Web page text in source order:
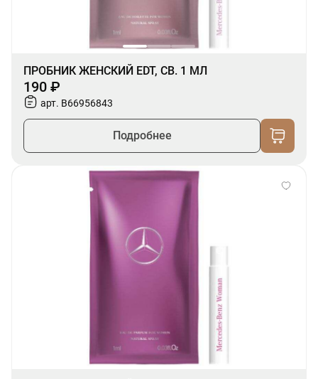
ПРОБНИК ЖЕНСКИЙ EDT, СВ. 1 МЛ
190 ₽
арт. B66956843
Подробнее